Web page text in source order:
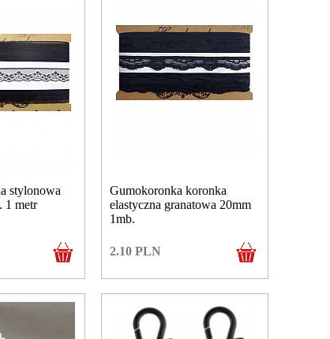
stylonowa
1 metr
Gumokoronka koronka
elastyczna granatowa 20mm
1mb.
2.10 PLN